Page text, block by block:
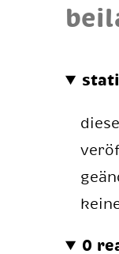
0